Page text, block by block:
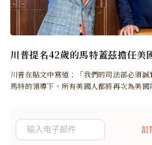
川普提名42歲的馬特蓋茲擔任美
川普在貼文中寫道：「我們的司法部必須
馬特的領導下，所有美國人都將再次為美國
訂